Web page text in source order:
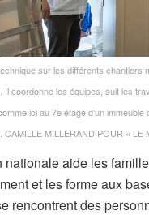
sur les différents chantiers
Il coordonne les équipes, suit les
ici au 7e étage d’un immeuble
CAMILLE MILLERAND POUR « LE
nationale aide les
et les forme aux
rencontrent des